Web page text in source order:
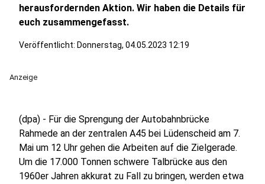
herausfordernden Aktion. Wir haben die Details für
euch zusammengefasst.
Veröffentlicht: Donnerstag, 04.05.2023 12:19
Anzeige
(dpa) - Für die Sprengung der Autobahnbrücke
Rahmede an der zentralen A45 bei Lüdenscheid am 7.
Mai um 12 Uhr gehen die Arbeiten auf die Zielgerade.
Um die 17.000 Tonnen schwere Talbrücke aus den
1960er Jahren akkurat zu Fall zu bringen, werden etwa